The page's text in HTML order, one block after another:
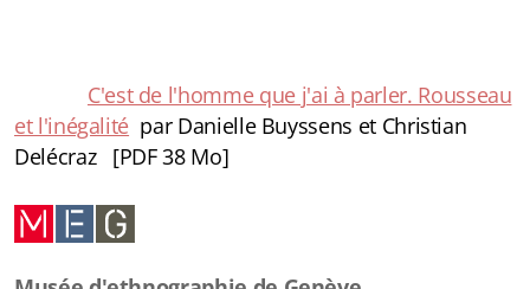
C'est de l'homme que j'ai à parler. Rousseau
et l'inégalité par Danielle Buyssens et Christian
Delécraz [PDF 38 Mo]